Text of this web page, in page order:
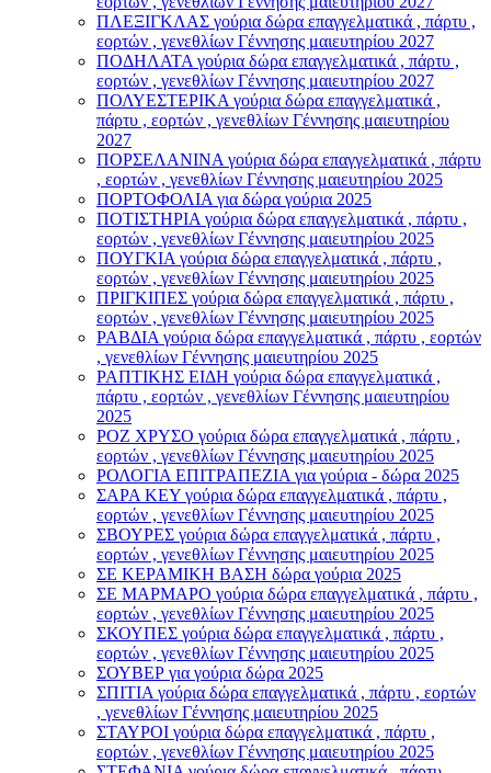
ΠΛΕΞΙΓΚΛΑΣ γούρια δώρα επαγγελματικά , πάρτυ ,
εορτών , γενεθλίων Γέννησης μαιευτηρίου 2027
ΠΟΔΗΛΑΤΑ γούρια δώρα επαγγελματικά , πάρτυ ,
εορτών , γενεθλίων Γέννησης μαιευτηρίου 2027
ΠΟΛΥΕΣΤΕΡΙΚΑ γούρια δώρα επαγγελματικά ,
πάρτυ , εορτών , γενεθλίων Γέννησης μαιευτηρίου
2027
ΠΟΡΣΕΛΑΝΙΝΑ γούρια δώρα επαγγελματικά , πάρτυ
, εορτών , γενεθλίων Γέννησης μαιευτηρίου 2025
ΠΟΡΤΟΦΟΛΙΑ για δώρα γούρια 2025
ΠΟΤΙΣΤΗΡΙΑ γούρια δώρα επαγγελματικά , πάρτυ ,
εορτών , γενεθλίων Γέννησης μαιευτηρίου 2025
ΠΟΥΓΚΙΑ γούρια δώρα επαγγελματικά , πάρτυ ,
εορτών , γενεθλίων Γέννησης μαιευτηρίου 2025
ΠΡΙΓΚΙΠΕΣ γούρια δώρα επαγγελματικά , πάρτυ ,
εορτών , γενεθλίων Γέννησης μαιευτηρίου 2025
ΡΑΒΔΙΑ γούρια δώρα επαγγελματικά , πάρτυ , εορτών
, γενεθλίων Γέννησης μαιευτηρίου 2025
ΡΑΠΤΙΚΗΣ ΕΙΔΗ γούρια δώρα επαγγελματικά ,
πάρτυ , εορτών , γενεθλίων Γέννησης μαιευτηρίου
2025
ΡΟΖ ΧΡΥΣΟ γούρια δώρα επαγγελματικά , πάρτυ ,
εορτών , γενεθλίων Γέννησης μαιευτηρίου 2025
ΡΟΛΟΓΙΑ ΕΠΙΤΡΑΠΕΖΙΑ για γούρια - δώρα 2025
ΣΑΡΑ ΚΕΥ γούρια δώρα επαγγελματικά , πάρτυ ,
εορτών , γενεθλίων Γέννησης μαιευτηρίου 2025
ΣΒΟΥΡΕΣ γούρια δώρα επαγγελματικά , πάρτυ ,
εορτών , γενεθλίων Γέννησης μαιευτηρίου 2025
ΣΕ ΚΕΡΑΜΙΚΗ ΒΑΣΗ δώρα γούρια 2025
ΣΕ ΜΑΡΜΑΡΟ γούρια δώρα επαγγελματικά , πάρτυ ,
εορτών , γενεθλίων Γέννησης μαιευτηρίου 2025
ΣΚΟΥΠΕΣ γούρια δώρα επαγγελματικά , πάρτυ ,
εορτών , γενεθλίων Γέννησης μαιευτηρίου 2025
ΣΟΥΒΕΡ για γούρια δώρα 2025
ΣΠΙΤΙΑ γούρια δώρα επαγγελματικά , πάρτυ , εορτών
, γενεθλίων Γέννησης μαιευτηρίου 2025
ΣΤΑΥΡΟI γούρια δώρα επαγγελματικά , πάρτυ ,
εορτών , γενεθλίων Γέννησης μαιευτηρίου 2025